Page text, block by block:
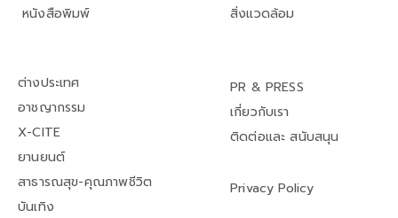
หนังสือพิมพ์
สิ่งแวดล้อม
ต่างประเทศ
อาชญากรรม
X-CITE
ยานยนต์
สาธารณสุข-คุณภาพชีวิต
บันเทิง
PR & PRESS
เกี่ยวกับเรา
ติดต่อและ สนับสนุน
Privacy Policy